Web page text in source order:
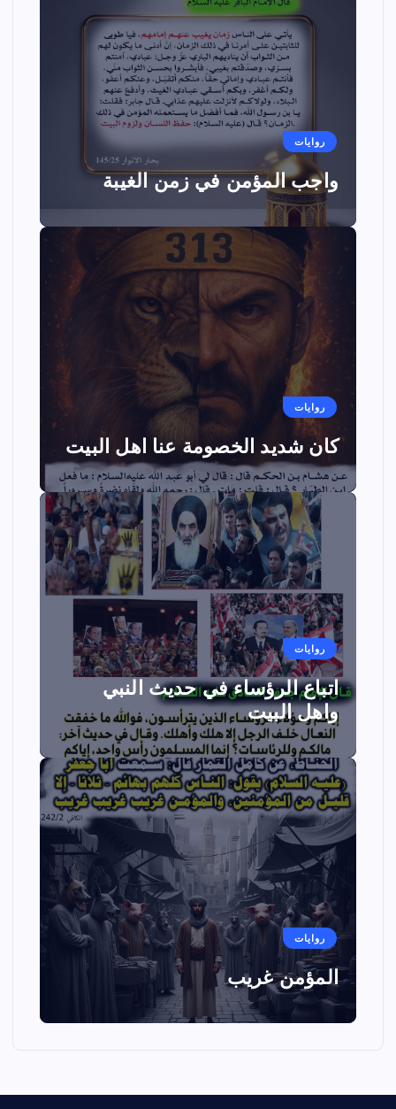
روايات
واجب المؤمن في زمن الغيبة
روايات
كان شديد الخصومة عنا اهل البيت
روايات
اتباع الرؤساء في حديث النبي
واهل البيت
روايات
المؤمن غريب